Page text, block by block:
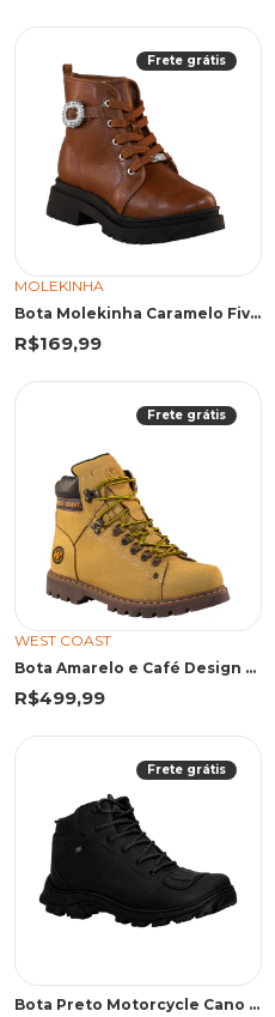
Frete grátis
MOLEKINHA
Bota Molekinha Caramelo Fivela Strass
R$169,99
Frete grátis
WEST COAST
Bota Amarelo e Café Design Robusto | West Coast
R$499,99
Frete grátis
Bota Preto Motorcycle Cano Médio | Freeland